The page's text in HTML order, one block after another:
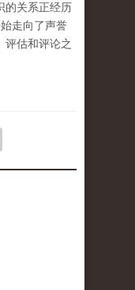
的关系正经历
走向了声誉
评估和评论之